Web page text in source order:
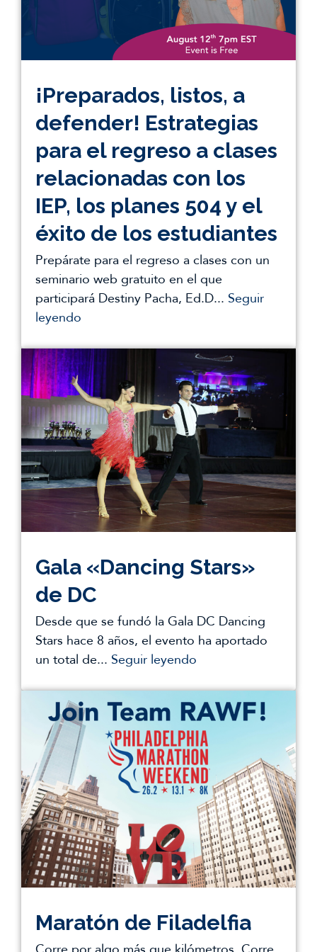
¡Preparados, listos, a
defender! Estrategias
para el regreso a clases
relacionadas con los
IEP, los planes 504 y el
éxito de los estudiantes
Prepárate para el regreso a clases con un
seminario web gratuito en el que
participará Destiny Pacha, Ed.D... Seguir
leyendo
Gala «Dancing Stars»
de DC
Desde que se fundó la Gala DC Dancing
Stars hace 8 años, el evento ha aportado
un total de... Seguir leyendo
Maratón de Filadelfia